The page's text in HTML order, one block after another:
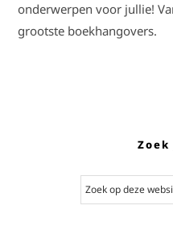
onderwerpen voor jullie!
grootste boekhangovers.